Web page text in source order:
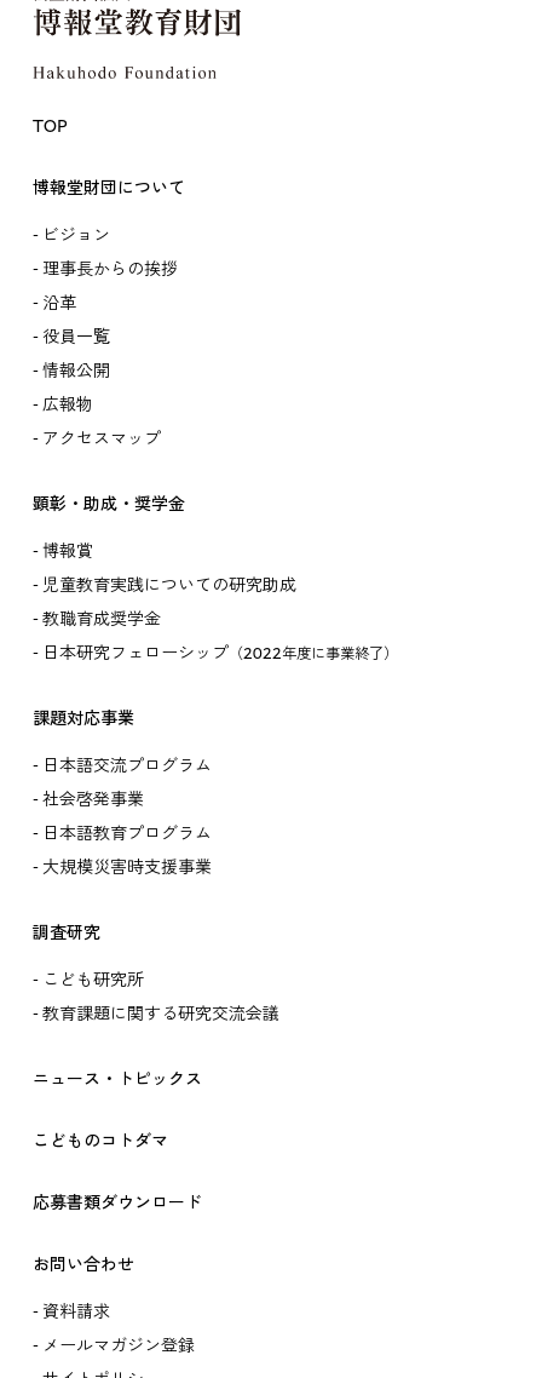
TOP
博報堂財団について
ビジョン
理事長からの挨拶
沿革
役員一覧
情報公開
広報物
アクセスマップ
顕彰・助成・奨学金
博報賞
児童教育実践についての研究助成
教職育成奨学金
日本研究フェローシップ（2022年度に事業終了）
課題対応事業
日本語交流プログラム
社会啓発事業
日本語教育プログラム
大規模災害時支援事業
調査研究
こども研究所
教育課題に関する研究交流会議
ニュース・トピックス
こどものコトダマ
応募書類ダウンロード
お問い合わせ
資料請求
メールマガジン登録